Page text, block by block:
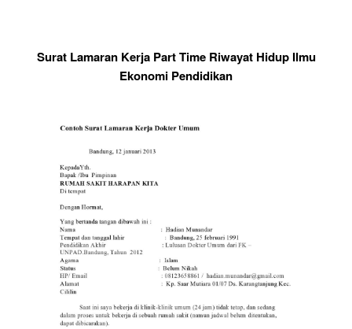
Surat Lamaran Kerja Part Time Riwayat Hidup Ilmu
Ekonomi Pendidikan